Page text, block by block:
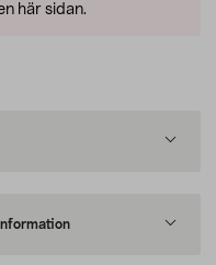
här sidan.